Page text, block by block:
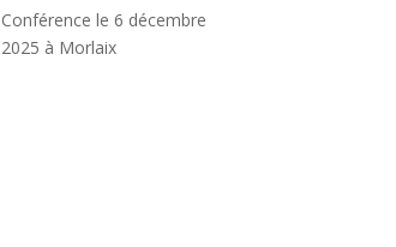
Conférence le 6 décembre
2025 à Morlaix